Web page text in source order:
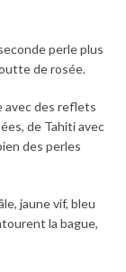
perle plus
de rosée.
avec des reflets
de Tahiti avec
des perles
jaune vif, bleu
la bague,